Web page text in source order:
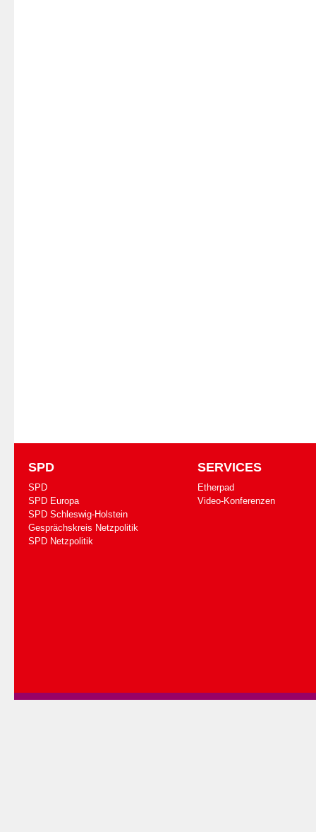
SPD
SPD
SPD Europa
SPD Schleswig-Holstein
Gesprächskreis Netzpolitik
SPD Netzpolitik
SERVICES
Etherpad
Video-Konferenzen